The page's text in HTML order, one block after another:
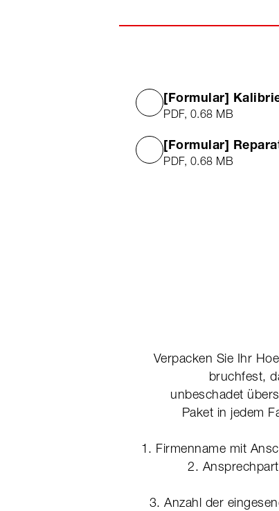
[Formular]
PDF, 0.68 MB
[Formular]
PDF, 0.68 MB
Verpacken Sie Ihr
bruchfest,
unbeschadet
Paket in jedem
1. Firmenname mit
2.
3. Anzahl der